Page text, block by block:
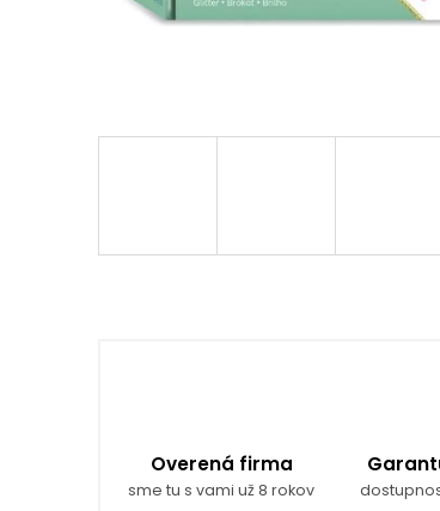
Overená firma
sme tu s vami už 8 rokov